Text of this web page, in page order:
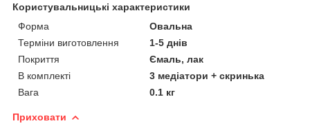
Користувальницькі характеристики
Форма
Овальна
Терміни виготовлення
1-5 днів
Покриття
Ємаль, лак
В комплекті
3 медіатори + скринька
Вага
0.1 кг
Приховати